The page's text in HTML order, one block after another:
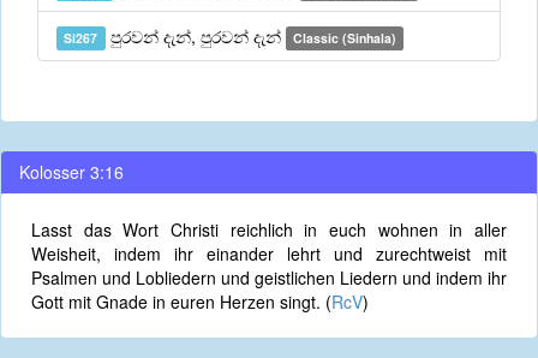
Si267 පුරවන් දැන්, පුරවන් දැන් Classic (Sinhala)
Kolosser 3:16
Lasst das Wort Christi reichlich in euch wohnen in aller
Weisheit, indem ihr einander lehrt und zurechtweist mit
Psalmen und Lobliedern und geistlichen Liedern und indem ihr
Gott mit Gnade in euren Herzen singt. (RcV)